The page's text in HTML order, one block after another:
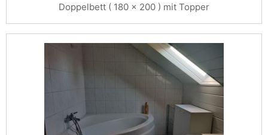
Doppelbett ( 180 x 200 ) mit Topper